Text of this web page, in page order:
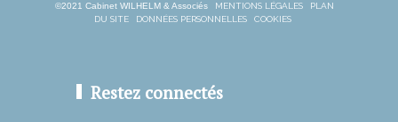
©2021 Cabinet WILHELM & Associés MENTIONS LÉGALES
PLAN
DU SITE
DONNÉES PERSONNELLES COOKIES
Restez connectés